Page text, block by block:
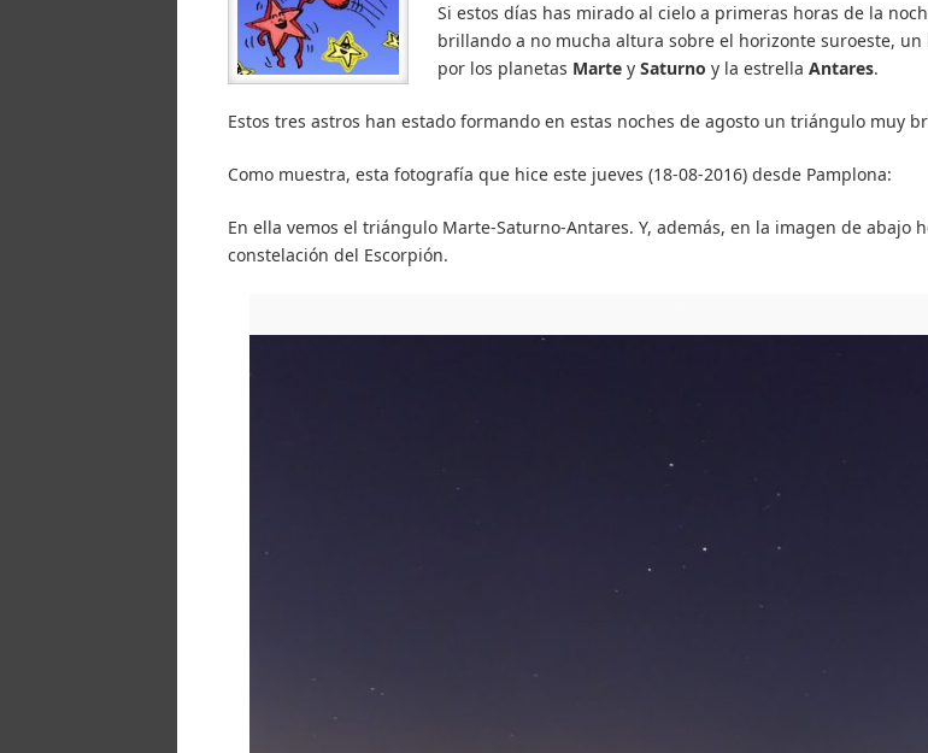
Si estos días has mirado al cielo a primeras horas de la
brillando a no mucha altura sobre el horizonte suroeste,
por los planetas Marte y Saturno y la estrella Antares.
Estos tres astros han estado formando en estas noches de agosto un triángulo muy
Como muestra, esta fotografía que hice este jueves (18-08-2016) desde Pamplona:
En ella vemos el triángulo Marte-Saturno-Antares. Y, además, en la imagen de abajo
constelación del Escorpión.